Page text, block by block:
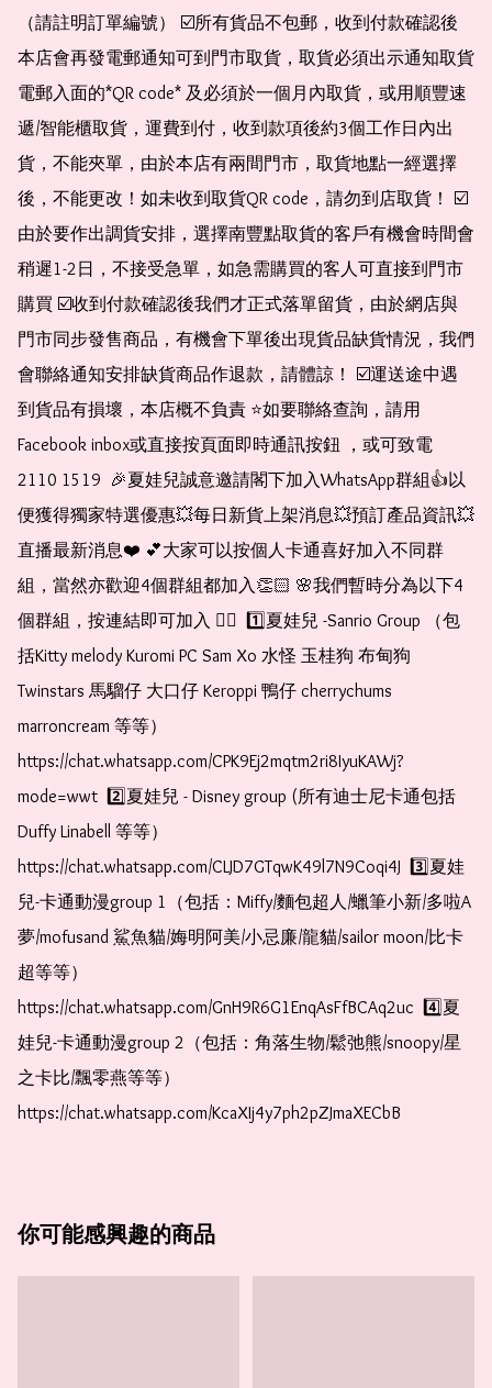
（請註明訂單編號） ☑️所有貨品不包郵，收到付款確認後
本店會再發電郵通知可到門市取貨，取貨必須出示通知取貨
電郵入面的*QR code* 及必須於一個月內取貨，或用順豐速
遞/智能櫃取貨，運費到付，收到款項後約3個工作日內出
貨，不能夾單，由於本店有兩間門市，取貨地點一經選擇
後，不能更改！如未收到取貨QR code，請勿到店取貨！ ☑️
由於要作出調貨安排，選擇南豐點取貨的客戶有機會時間會
稍遲1-2日，不接受急單，如急需購買的客人可直接到門市
購買 ☑️收到付款確認後我們才正式落單留貨，由於網店與
門市同步發售商品，有機會下單後出現貨品缺貨情況，我們
會聯絡通知安排缺貨商品作退款，請體諒！ ☑️運送途中遇
到貨品有損壞，本店概不負責 ⭐️如要聯絡查詢，請用
Facebook inbox或直接按頁面即時通訊按鈕 ，或可致電
2110 1519  🎉夏娃兒誠意邀請閣下加入WhatsApp群組👍以
便獲得獨家特選優惠💥每日新貨上架消息💥預訂產品資訊💥
直播最新消息❤️ 💕大家可以按個人卡通喜好加入不同群
組，當然亦歡迎4個群組都加入👏🏻 🌸我們暫時分為以下4
個群組，按連結即可加入 👇🏻  1️⃣夏娃兒 -Sanrio Group （包
括Kitty melody Kuromi PC Sam Xo 水怪 玉桂狗 布甸狗
Twinstars 馬騮仔 大口仔 Keroppi 鴨仔 cherrychums
marroncream 等等）
https://chat.whatsapp.com/CPK9Ej2mqtm2ri8IyuKAWj?
mode=wwt  2️⃣夏娃兒 - Disney group (所有迪士尼卡通包括
Duffy Linabell 等等）
https://chat.whatsapp.com/CLJD7GTqwK49l7N9Coqi4J  3️⃣夏娃
兒-卡通動漫group 1（包括：Miffy/麵包超人/蠟筆小新/多啦A
夢/mofusand 鯊魚貓/娒明阿美/小忌廉/龍貓/sailor moon/比卡
超等等）
https://chat.whatsapp.com/GnH9R6G1EnqAsFfBCAq2uc  4️⃣夏
娃兒-卡通動漫group 2（包括：角落生物/鬆弛熊/snoopy/星
之卡比/飄零燕等等）
https://chat.whatsapp.com/KcaXIj4y7ph2pZJmaXECbB
你可能感興趣的商品